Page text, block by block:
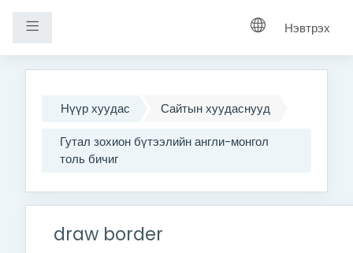
Хажуугийн самбар Нэвтрэх
Нүүр хуудас
Сайтын хуудаснууд
Гутал зохион бүтээлийн англи-монгол
толь бичиг
draw border